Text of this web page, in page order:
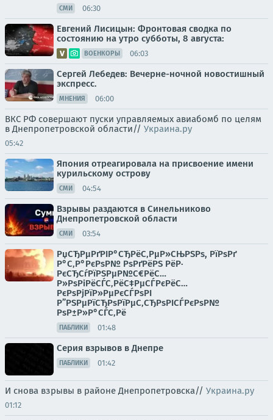
СМИ 06:30
Евгений Лисицын: Фронтовая сводка по
состоянию на утро субботы, 8 августа:
ВОЕНКОРЫ 06:03
Сергей Лебедев: Вечерне-ночной новостишный
экспресс.
МНЕНИЯ 06:00
ВКС РФ совершают пуски управляемых авиабомб по целям
в Днепропетровской области// Украина.ру
05:42
Япония отреагировала на присвоение имени
курильскому острову
СМИ 04:54
Взрывы раздаются в Синельниково
Днепропетровской области
СМИ 03:54
РџСЂРµРґРІР°СЂРёС‚РµР»СЊРЅРѕ, РїРѕРґ
Р°С‚Р°РєРѕР№ РѕРґРёРЅ РёР·
РєСЂСѓРїРЅРµР№С€РёС…
Р»РѕРіРёСЃС‚РёС‡РµСЃРєРёС…
РєРѕРјРїР»РµРєСЃРѕРІ
Р”РЅРµРїСЂРѕРїРµС‚СЂРѕРІСЃРєРѕР№
РѕР±Р»Р°СЃС‚Рё
ПАБЛИКИ 01:48
Серия взрывов в Днепре
ПАБЛИКИ 01:42
И снова взрывы в районе Днепропетровска// Украина.ру
01:12